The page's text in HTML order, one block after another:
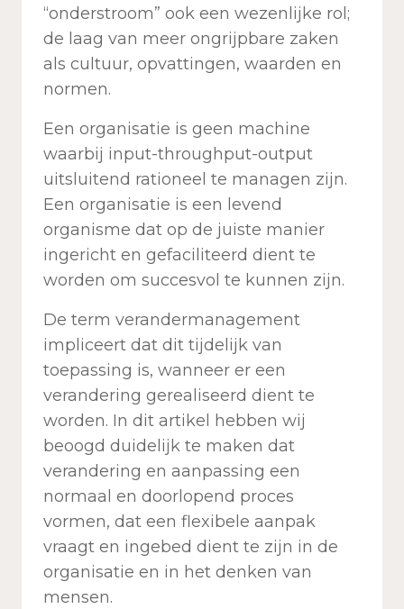
“onderstroom” ook een wezenlijke rol;
de laag van meer ongrijpbare zaken
als cultuur, opvattingen, waarden en
normen.
Een organisatie is geen machine
waarbij input-throughput-output
uitsluitend rationeel te managen zijn.
Een organisatie is een levend
organisme dat op de juiste manier
ingericht en gefaciliteerd dient te
worden om succesvol te kunnen zijn.
De term verandermanagement
impliceert dat dit tijdelijk van
toepassing is, wanneer er een
verandering gerealiseerd dient te
worden. In dit artikel hebben wij
beoogd duidelijk te maken dat
verandering en aanpassing een
normaal en doorlopend proces
vormen, dat een flexibele aanpak
vraagt en ingebed dient te zijn in de
organisatie en in het denken van
mensen.